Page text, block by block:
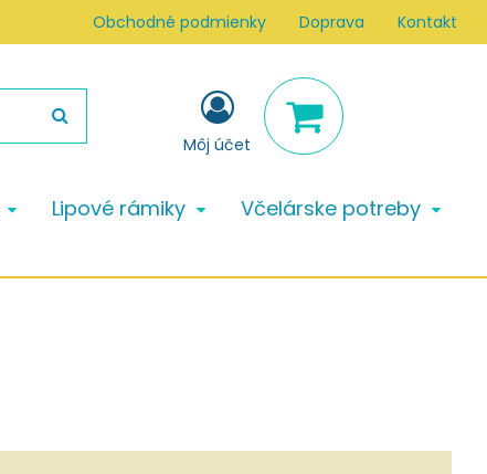
Obchodné podmienky Doprava Kontakt
Môj účet
Lipové rámiky
Včelárske potreby